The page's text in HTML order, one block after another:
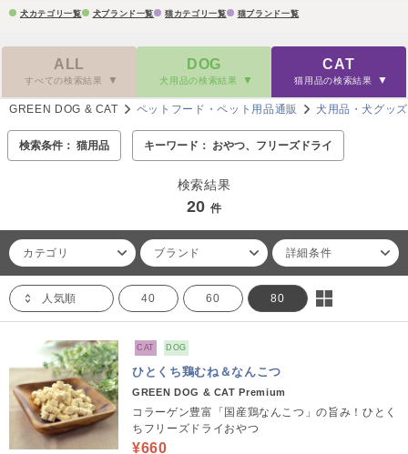
犬カテゴリ一覧 犬ブランド一覧 猫カテゴリ一覧 猫ブランド一覧
ALL
すべての検索結果
DOG
犬用品の検索結果
CAT
猫用品の検索結果
GREEN DOG & CAT ペットフード・ペット用品通販 犬用品・犬グッズ
検索条件： 猫用品 キーワード： おやつ、フリーズドライ
検索結果
20 件
カテゴリ ブランド 詳細条件
人気順 40 60 80
CAT DOG
ひとくち鶏むね＆なんこつ
GREEN DOG & CAT Premium
コラーゲン豊富「国産鶏なんこつ」の旨み！ひとく
ちフリーズドライおやつ
¥660